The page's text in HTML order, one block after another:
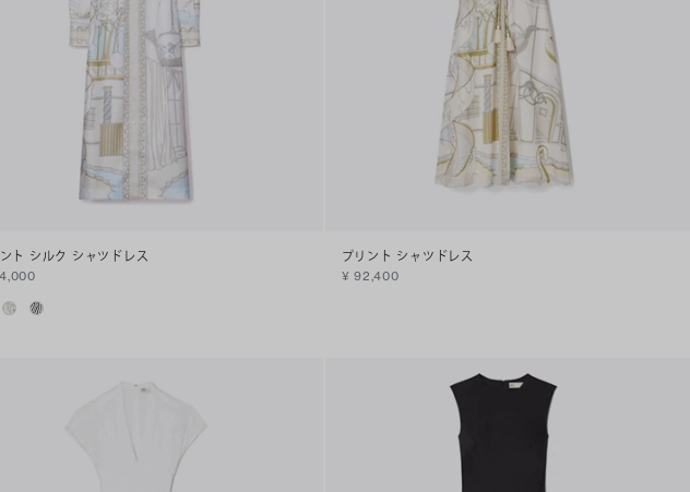
ト シルク シャツドレス
プリント シャツドレス
¥ 92,400